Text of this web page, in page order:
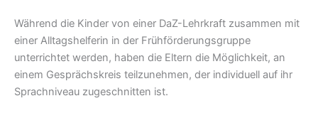
Während die Kinder von einer DaZ-Lehrkraft zusammen mit
einer Alltagshelferin in der Frühförderungsgruppe
unterrichtet werden, haben die Eltern die Möglichkeit, an
einem Gesprächskreis teilzunehmen, der individuell auf ihr
Sprachniveau zugeschnitten ist.